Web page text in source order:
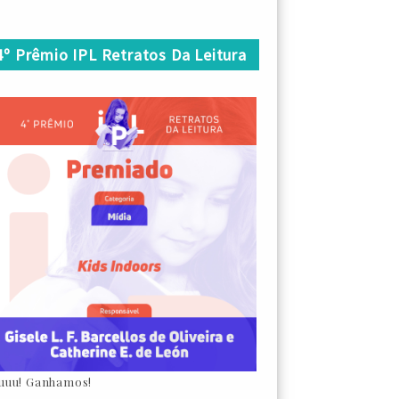
Prêmio IPL Retratos Da Leitura
Ganhamos!